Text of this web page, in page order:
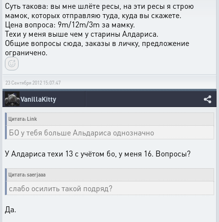
Суть такова: вы мне шлёте ресы, на эти ресы я строю
мамок, которых отправляю туда, куда вы скажете.
Цена вопроса: 9m/12m/3m за мамку.
Техи у меня выше чем у старины Алдариса.
Общие вопросы сюда, заказы в личку, предложение
ограничено.
23 Сентября 2012 15:07:47
VanillaKitty
Цитата: Link
БО у тебя больше Альдариса однозначно
У Алдариса техи 13 с учётом бо, у меня 16. Вопросы?
Цитата: saerjaaa
слабо осилить такой подряд?
Да.